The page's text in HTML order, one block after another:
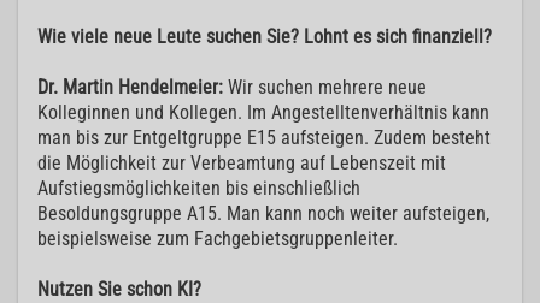
Wie viele neue Leute suchen Sie? Lohnt es sich finanziell?
Dr. Martin Hendelmeier: Wir suchen mehrere neue
Kolleginnen und Kollegen. Im Angestelltenverhältnis kann
man bis zur Entgeltgruppe E15 aufsteigen. Zudem besteht
die Möglichkeit zur Verbeamtung auf Lebenszeit mit
Aufstiegsmöglichkeiten bis einschließlich
Besoldungsgruppe A15. Man kann noch weiter aufsteigen,
beispielsweise zum Fachgebietsgruppenleiter.
Nutzen Sie schon KI?